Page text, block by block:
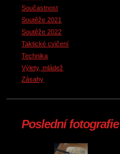
Součastnost
Soutěže 2021
Soutěže 2022
Taktické cvičení
Technika
Výlety, mládež
Zásahy
Poslední fotografie